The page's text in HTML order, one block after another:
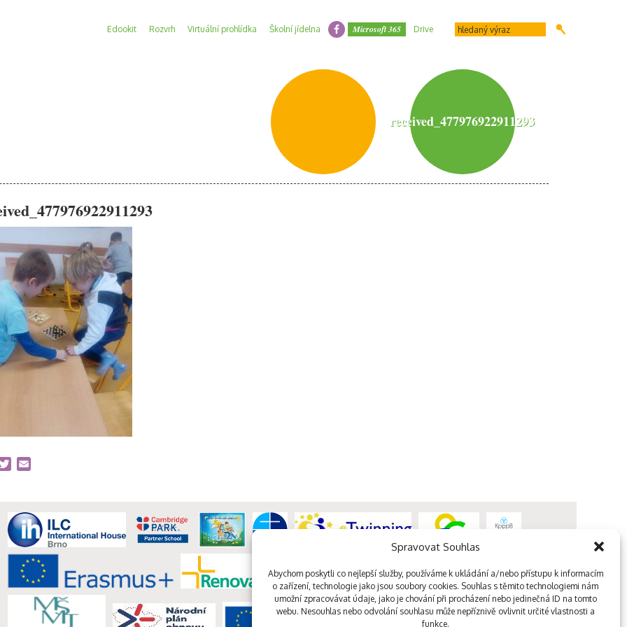
Spravovat Souhlas
Abychom poskytli co nejlepší služby, používáme k ukládání a/nebo přístupu k informacím
o zařízení, technologie jako jsou soubory cookies. Souhlas s těmito technologiemi nám
umožní zpracovávat údaje, jako je chování při procházení nebo jedinečná ID na tomto
webu. Nesouhlas nebo odvolání souhlasu může nepříznivě ovlivnit určité vlastnosti a
funkce.
Edookit Rozvrh Virtuální prohlídka Školní jídelna Microsoft 365 Drive
received_477976922911293
Twitter